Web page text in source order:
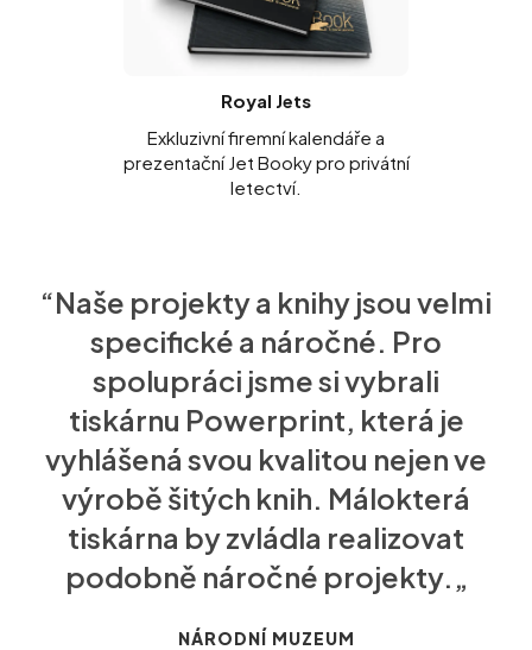
Royal Jets
Exkluzivní firemní kalendáře a
prezentační Jet Booky pro privátní
letectví.
“Naše projekty a knihy jsou velmi
specifické a náročné. Pro
spolupráci jsme si vybrali
tiskárnu Powerprint, která je
vyhlášená svou kvalitou nejen ve
výrobě šitých knih. Málokterá
tiskárna by zvládla realizovat
podobně náročné projekty.„
NÁRODNÍ MUZEUM